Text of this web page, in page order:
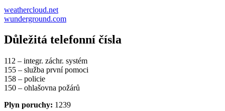
weathercloud.net
wunderground.com
Důležitá telefonní čísla
112 – integr. záchr. systém
155 – služba první pomoci
158 – policie
150 – ohlašovna požárů
Plyn poruchy: 1239